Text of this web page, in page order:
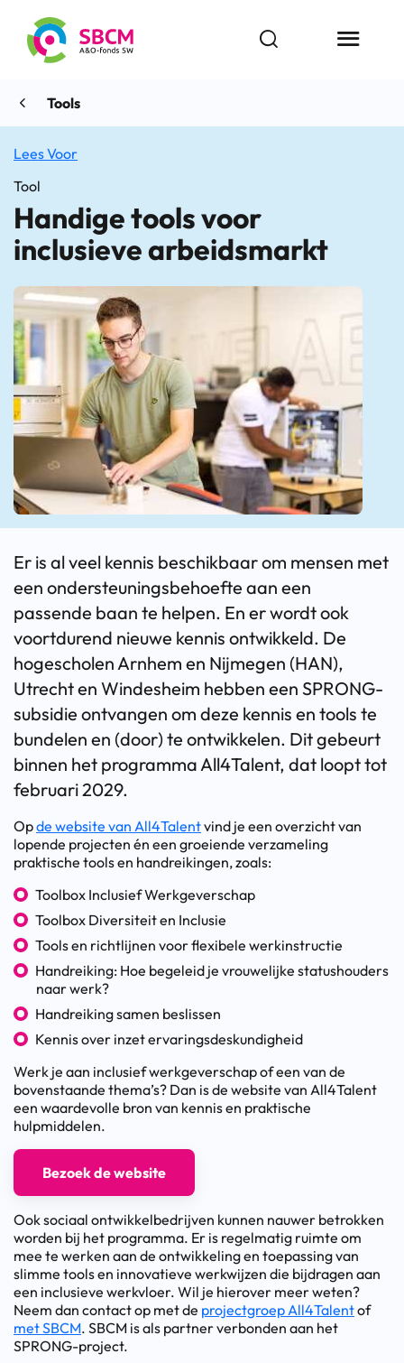
inhoud
Open zoekbalk
Menu
Tools
Lees Voor
Tool
Handige tools voor
inclusieve arbeidsmarkt
Er is al veel kennis beschikbaar om mensen met
een ondersteuningsbehoefte aan een
passende baan te helpen. En er wordt ook
voortdurend nieuwe kennis ontwikkeld. De
hogescholen Arnhem en Nijmegen (HAN),
Utrecht en Windesheim hebben een SPRONG-
subsidie ontvangen om deze kennis en tools te
bundelen en (door) te ontwikkelen. Dit gebeurt
binnen het programma All4Talent, dat loopt tot
februari 2029.
Opde website van All4Talentvind je een overzicht van
lopende projecten én een groeiende verzameling
praktische tools en handreikingen, zoals:
Toolbox Inclusief Werkgeverschap
Toolbox Diversiteit en Inclusie
Tools en richtlijnen voor flexibele werkinstructie
Handreiking: Hoe begeleid je vrouwelijke statushouders
naar werk?
Handreiking samen beslissen
Kennis over inzet ervaringsdeskundigheid
Werk je aan inclusief werkgeverschap of een van de
bovenstaande thema’s? Dan is de website van All4Talent
een waardevolle bron van kennis en praktische
hulpmiddelen.
Bezoek de website
Ook sociaal ontwikkelbedrijven kunnen nauwer betrokken
worden bij het programma. Er is regelmatig ruimte om
mee te werken aan de ontwikkeling en toepassing van
slimme tools en innovatieve werkwijzen die bijdragen aan
een inclusieve werkvloer. Wil je hierover meer weten?
Neem dan contact op met de projectgroep All4Talentof
met SBCM. SBCM is als partner verbonden aan het
SPRONG-project.